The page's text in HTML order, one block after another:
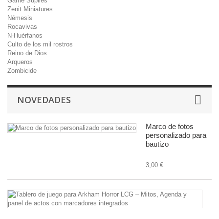
Zenit Miniatures
Némesis
Rocavivas
N-Huérfanos
Culto de los mil rostros
Reino de Dios
Arqueros
Zombicide
NOVEDADES
Marco de fotos
personalizado para
bautizo
3,00 €